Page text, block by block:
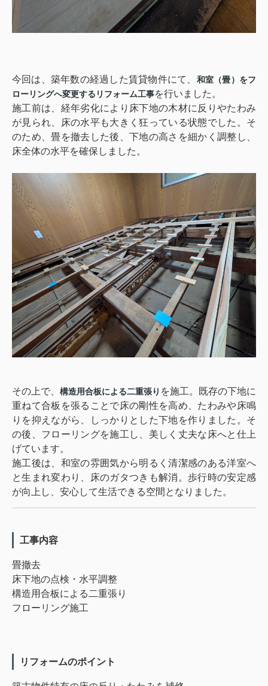
今回は、築年数の経過した賃貸物件にて、 和室（畳）をフ
ローリングへ変更するリフォーム工事を行いました。
施工前は、経年劣化により床下地の木材に反りやたわみ
が見られ、床の水平も大きく狂っている状態でした。そ
のため、畳を撤去した後、下地の高さを細かく調整し、
床全体の水平を確保しました。
その上で、 構造用合板による二重張り を施工。既存の下地に
重ねて合板を張ることで床の剛性を高め、たわみや床鳴
りを抑えながら、しっかりとした下地を作りました。そ
の後、フローリングを施工し、美しく丈夫な床へと仕上
げています。
施工後は、和室の雰囲気から明るく清潔感のある洋室へ
と生まれ変わり、床のガタつきも解消。歩行時の安定感
が向上し、安心して生活できる空間となりました。
工事内容
畳撤去
床下地の点検・水平調整
構造用合板による二重張り
フローリング施工
リフォームのポイント